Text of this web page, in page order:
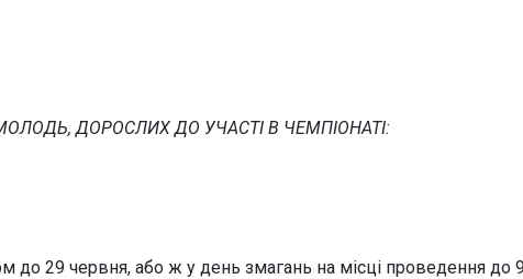
МОЛОДЬ, ДОРОСЛИХ ДО УЧАСТІ В ЧЕМПІОНАТІ:
до 29 червня, або ж у день змагань на місці проведення до